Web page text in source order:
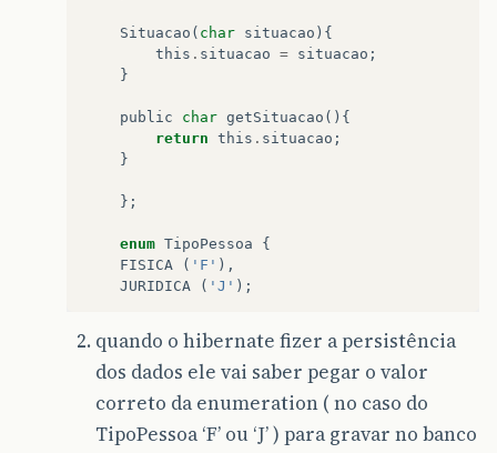
Situacao ( char situacao ){
this . situacao = situacao ;
}
public char getSituacao (){
return this . situacao ;
}
};
enum TipoPessoa
{
FISICA
( 'F' ),
JURIDICA
( 'J' );
TipoPessoa( char tipo){
this
}
quando o hibernate fizer a persistência
dos dados ele vai saber pegar o valor
correto da enumeration ( no caso do
TipoPessoa ‘F’ ou ‘J’ ) para gravar no banco